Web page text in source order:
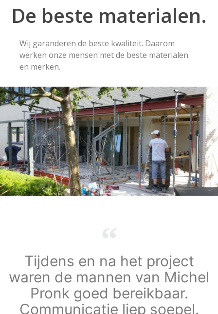
De beste materialen.
Wij garanderen de beste kwaliteit. Daarom
werken onze mensen met de beste materialen
en merken.
Tijdens en na het project
waren de mannen van Michel
Pronk goed bereikbaar.
Communicatie liep soepel.